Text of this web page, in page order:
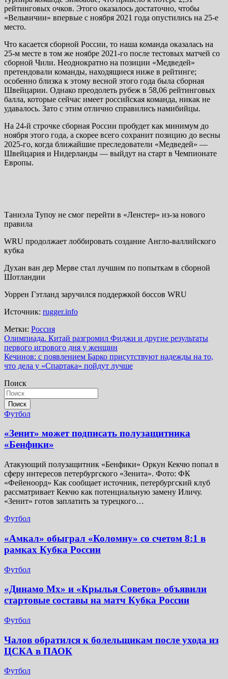
рейтинговых очков. Этого оказалось достаточно, чтобы
«Вельвичии» впервые с ноября 2021 года опустились на 25-е
место.
Что касается сборной России, то наша команда оказалась на
25-м месте в том же ноябре 2021-го после тестовых матчей со
сборной Чили. Неоднократно на позиции «Медведей»
претендовали команды, находящиеся ниже в рейтинге;
особенно близка к этому весной этого года была сборная
Швейцарии. Однако преодолеть рубеж в 58,06 рейтинговых
балла, которые сейчас имеет российская команда, никак не
удавалось. Зато с этим отлично справились намибийцы.
На 24-й строчке сборная России пробудет как минимум до
ноября этого года, а скорее всего сохранит позицию до весны
2025-го, когда ближайшие преследователи «Медведей» —
Швейцария и Нидерланды — выйдут на старт в Чемпионате
Европы.
Таниэла Тупоу не смог перейти в «Ленстер» из-за нового
правила
WRU продолжает лоббировать создание Англо-валлийского
кубка
Духан ван дер Мерве стал лучшим по попыткам в сборной
Шотландии
Уоррен Гэтланд заручился поддержкой боссов WRU
Источник: rugger.info
Метки: Россия
Навигация
по
записям
Олимпиада. Китай разгромил Фиджи и другие результаты
первого игрового дня у женщин
Кечинов: с появлением Барко присутствуют надежды на то,
что дела у «Спартака» пойдут лучше
Поиск
Поиск
Футбол
«Зенит» может подписать полузащитника
«Бенфики»
Атакующий полузащитник «Бенфики» Оркун Кекчю попал в
сферу интересов петербургского «Зенита». Фото: ФК
«Фейеноорд» Как сообщает источник, петербургский клуб
рассматривает Кекчю как потенциальную замену Иличу.
«Зенит» готов заплатить за турецкого…
Футбол
«Амкал» обыграл «Коломну» со счетом 8:1 в
рамках Кубка России
Футбол
«Динамо Мх» и «Крылья Советов» объявили
стартовые составы на матч Кубка России
Футбол
Чалов обратился к болельщикам после ухода из
ЦСКА в ПАОК
Футбол